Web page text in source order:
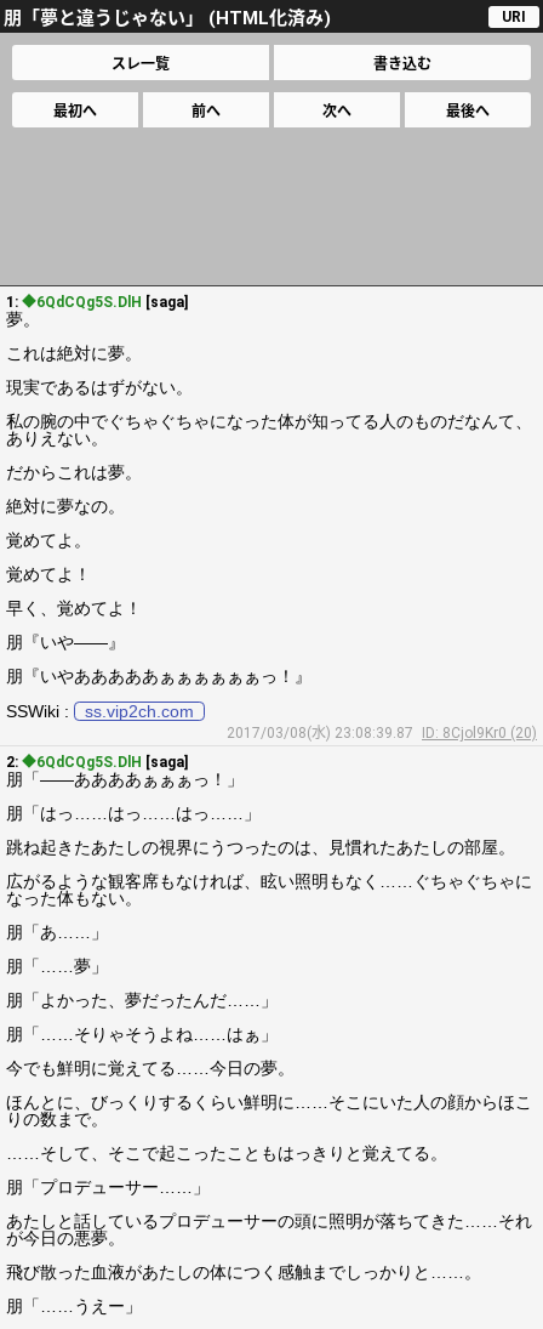
朋「夢と違うじゃない」 (HTML化済み) URI
スレ一覧 書き込む
最初へ 前へ 次へ 最後へ
1: ◆6QdCQg5S.DlH [saga]
夢。
これは絶対に夢。
現実であるはずがない。
私の腕の中でぐちゃぐちゃになった体が知ってる人のものだなんて、
ありえない。
だからこれは夢。
絶対に夢なの。
覚めてよ。
覚めてよ！
早く、覚めてよ！
朋『いや――』
朋『いやあああああぁぁぁぁぁぁっ！』
SSWiki :
ss.vip2ch.com
2017/03/08(水) 23:08:39.87
ID: 8Cjol9Kr0 (20)
2: ◆6QdCQg5S.DlH [saga]
朋「――ああああぁぁぁっ！」
朋「はっ……はっ……はっ……」
跳ね起きたあたしの視界にうつったのは、見慣れたあたしの部屋。
広がるような観客席もなければ、眩い照明もなく……ぐちゃぐちゃに
なった体もない。
朋「あ……」
朋「……夢」
朋「よかった、夢だったんだ……」
朋「……そりゃそうよね……はぁ」
今でも鮮明に覚えてる……今日の夢。
ほんとに、びっくりするくらい鮮明に……そこにいた人の顔からほこ
りの数まで。
……そして、そこで起こったこともはっきりと覚えてる。
朋「プロデューサー……」
あたしと話しているプロデューサーの頭に照明が落ちてきた……それ
が今日の悪夢。
飛び散った血液があたしの体につく感触までしっかりと……。
朋「……うえー」